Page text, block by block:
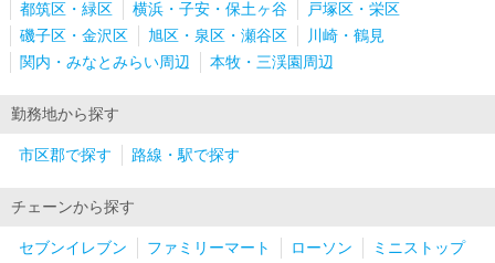
都筑区・緑区
横浜・子安・保土ヶ谷
戸塚区・栄区
磯子区・金沢区
旭区・泉区・瀬谷区
川崎・鶴見
関内・みなとみらい周辺
本牧・三渓園周辺
勤務地から探す
市区郡で探す 路線・駅で探す
チェーンから探す
セブンイレブン ファミリーマート ローソン ミニストップ